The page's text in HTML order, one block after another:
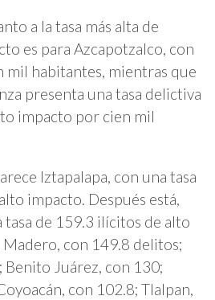
a la tasa más alta de
es para Azcapotzalco, con
mil habitantes, mientras que
presenta una tasa delictiva
impacto por cien mil
Iztapalapa, con una tasa
impacto. Después está,
de 159.3 ilícitos de alto
con 149.8 delitos;
Benito Juárez, con 130;
con 102.8; Tlalpan,